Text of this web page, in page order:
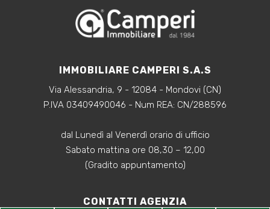
IMMOBILIARE CAMPERI S.A.S
Via Alessandria, 9 - 12084 - Mondovi (CN)
P.IVA 03409490046 - Num REA: CN/288596
dal Lunedì al Venerdì orario di ufficio
Sabato mattina ore 08,30 – 12,00
(Gradito appuntamento)
CONTATTI AGENZIA